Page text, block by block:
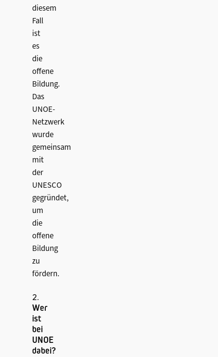
diesem
Fall
ist
es
die
offene
Bildung.
Das
UNOE-
Netzwerk
wurde
gemeinsam
mit
der
UNESCO
gegründet,
um
die
offene
Bildung
zu
fördern.
2.
Wer
ist
bei
UNOE
dabei?